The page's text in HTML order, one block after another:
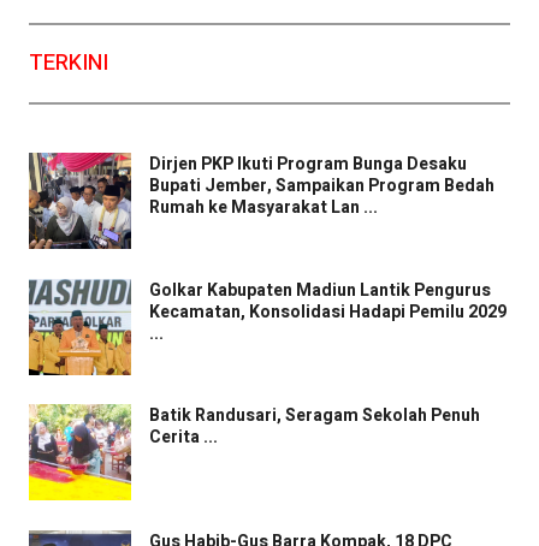
TERKINI
Dirjen PKP Ikuti Program Bunga Desaku
Bupati Jember, Sampaikan Program Bedah
Rumah ke Masyarakat Lan ...
Golkar Kabupaten Madiun Lantik Pengurus
Kecamatan, Konsolidasi Hadapi Pemilu 2029
...
Batik Randusari, Seragam Sekolah Penuh
Cerita ...